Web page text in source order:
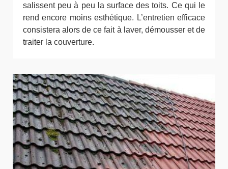
salissent peu à peu la surface des toits. Ce qui le
rend encore moins esthétique. L’entretien efficace
consistera alors de ce fait à laver, démousser et de
traiter la couverture.